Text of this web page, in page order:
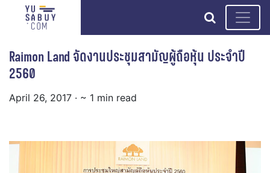
search
Raimon Land จัดงานประชุมสามัญผู้ถือหุ้น ประจำปี
2560
April 26, 2017 · ~ 1 min read